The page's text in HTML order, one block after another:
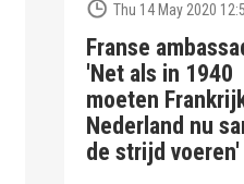
Thu 14 May 2020
Franse
'Net als in 1940
moeten
Nederland nu
de strijd voeren'